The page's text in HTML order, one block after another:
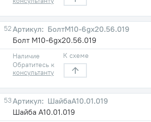
52
БолтМ10-6gх20.56.019
Болт М10-6gх20.56.019
Наличие
Обратитесь к
консультанту
К схеме
53
ШайбаА10.01.019
Шайба А10.01.019